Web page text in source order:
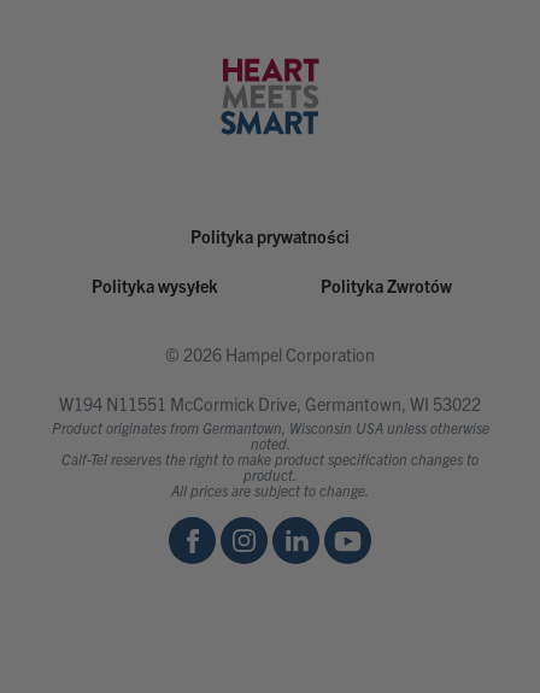
Polityka prywatności
Polityka wysyłek Polityka Zwrotów
© 2026 Hampel Corporation
W194 N11551 McCormick Drive, Germantown, WI 53022
Product originates from Germantown, Wisconsin USA unless otherwise
noted.
Calf-Tel reserves the right to make product specification changes to
product.
All prices are subject to change.